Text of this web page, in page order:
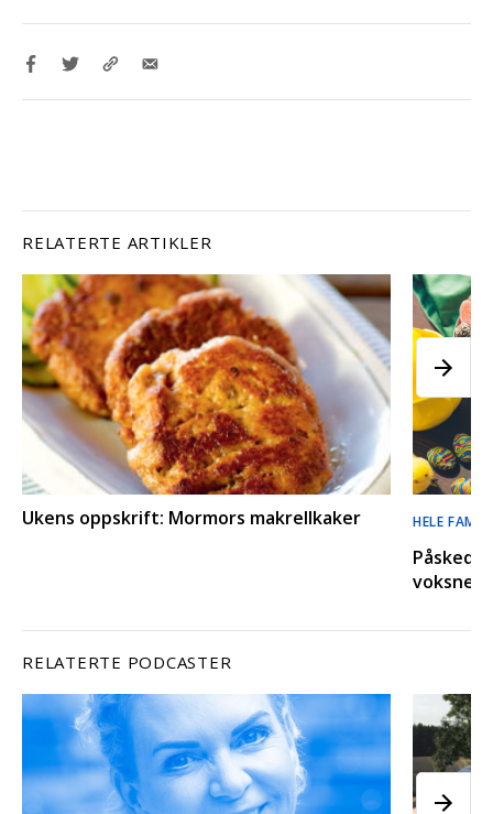
RELATERTE ARTIKLER
Ukens oppskrift: Mormors makrellkaker HELE
voksne
RELATERTE PODCASTER